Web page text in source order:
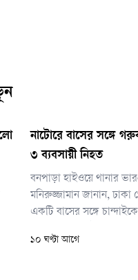
নাটোরে বাসের সঙ্গে
৩ ব্যবসায়ী নিহত
বনপাড়া হাইওয়ে থানার
মনিরুজ্জামান জানান, ঢাকা
একটি বাসের সঙ্গে
ঘটনাস্থলেই আব্দুর রহমানের
১০ ঘণ্টা আগে